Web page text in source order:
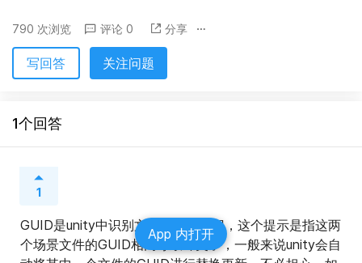
790 次浏览 评论 0 分享
写回答 关注问题
1个回答
1
GUID是unity中识别文件的唯一标识，这个提示是指这两
个场景文件的GUID相同导致冲突了，一般来说unity会自
App 内打开